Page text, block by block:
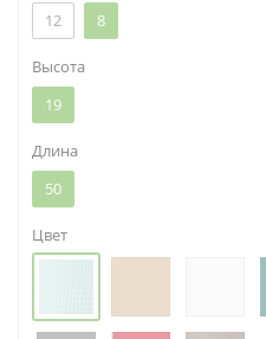
12
8
Высота
19
Длина
50
Цвет